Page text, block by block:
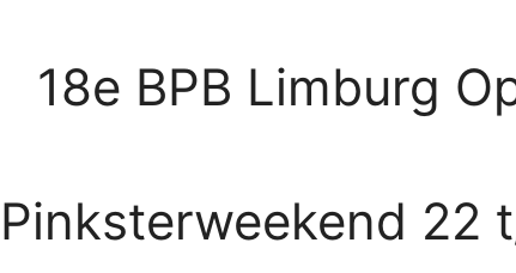
18e BPB Limburg
Pinksterweekend 22